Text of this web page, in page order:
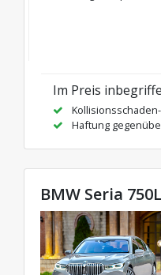
Im Preis
Haftung
BMW Seria